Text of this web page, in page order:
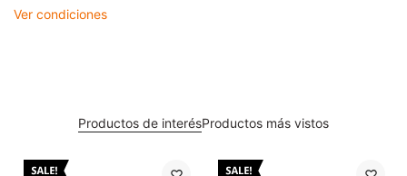
Ver condiciones
Productos de interésProductos más vistos